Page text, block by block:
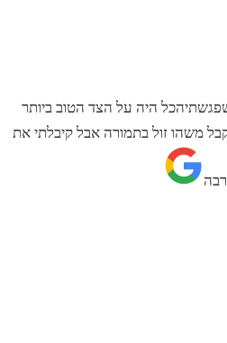
שפגשתיהכל היה על הצד הטוב ביותר
משהו זול בתמורה אבל קיבלתי את